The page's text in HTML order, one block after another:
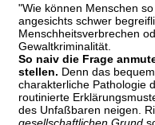
"Wie können Menschen
angesichts schwer
Menschheitsverbrechen
Gewaltkriminalität.
So naiv die Frage
stellen. Denn das
charakterliche Pathologie
routinierte
des Unfaßbaren neigen.
gesellschaftlichen Grund